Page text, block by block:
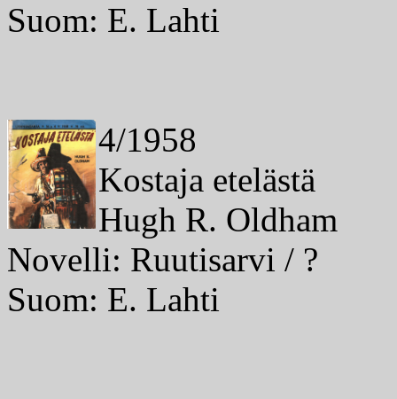
Suom: E. Lahti
4/1958
Kostaja etelästä
Hugh R. Oldham
Novelli: Ruutisarvi / ?
Suom: E. Lahti